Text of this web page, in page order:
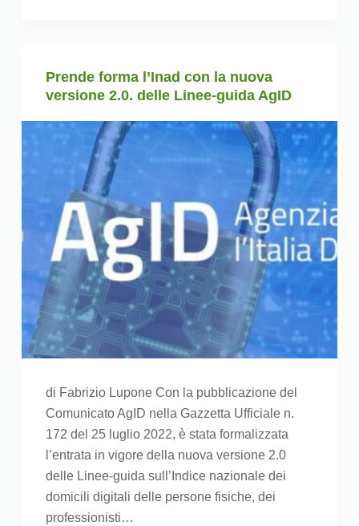
Prende forma l’Inad con la nuova
versione 2.0. delle Linee-guida AgID
di Fabrizio Lupone Con la pubblicazione del
Comunicato AgID nella Gazzetta Ufficiale n.
172 del 25 luglio 2022, è stata formalizzata
l’entrata in vigore della nuova versione 2.0
delle Linee-guida sull’Indice nazionale dei
domicili digitali delle persone fisiche, dei
professionisti…